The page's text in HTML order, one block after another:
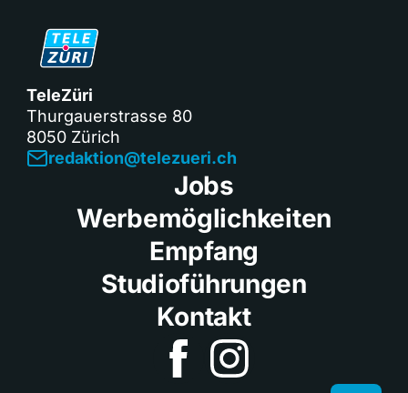
TeleZüri
Thurgauerstrasse 80
8050 Zürich
redaktion@telezueri.ch
Jobs
Werbemöglichkeiten
Empfang
Studioführungen
Kontakt